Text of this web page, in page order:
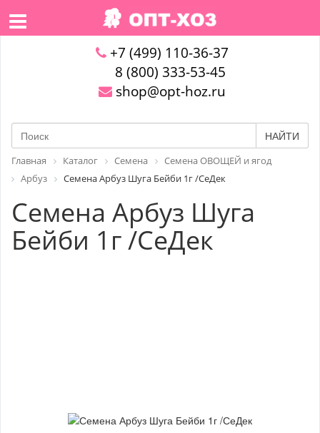
+7 (499) 110-36-37
8 (800) 333-53-45
shop@opt-hoz.ru
НАЙТИ
Главная Каталог Семена
Семена ОВОЩЕЙ и ягод
Арбуз
Семена Арбуз Шуга Бейби 1г /СеДек
Семена Арбуз Шуга
Бейби 1г /СеДек